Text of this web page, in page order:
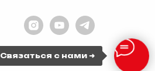
Связаться с нами ➜